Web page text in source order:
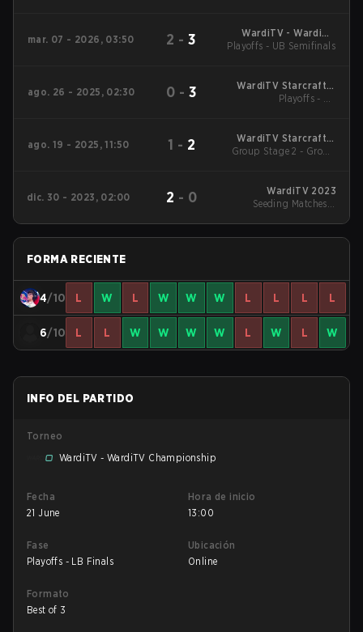
mar. 07 - 2026, 03:50 2 -3
WardiTV - WardiTV
Championship
Playoffs - UB Semifinals
ago. 26 - 2025, 02:30 0 - 3
WardiTV Starcraft 2
2025
Playoffs - LB
ago. 19 - 2025, 11:50 1 - 2
WardiTV Starcraft 2
2025
Group Stage 2 - Group
dic. 30 - 2023, 02:00 2 - 0
WardiTV 2023
Seeding Matches: -
FORMA RECIENTE
4/10 L W L W W W L L L L
6/10 L L W W W W L W L W
INFO DEL PARTIDO
Torneo
WardiTV - WardiTV Championship
Fecha
21 June
Hora de inicio
13:00
Fase
Playoffs - LB Finals
Ubicación
Online
Formato
Best of 3